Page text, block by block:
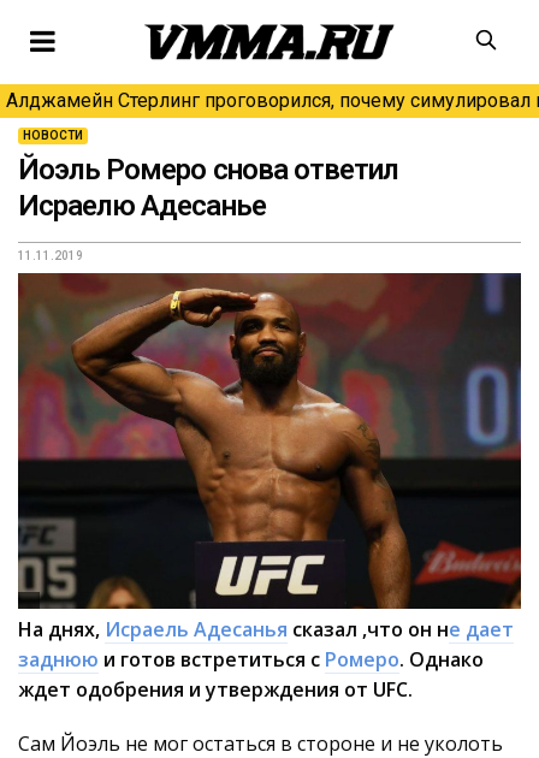
Алджамейн Стерлинг проговорился, почему симулировал
НОВОСТИ
Йоэль Ромеро снова ответил
Исраелю Адесанье
11.11.2019
На днях, Исраель Адесанья сказал ,что он не дает
заднюю и готов встретиться с Ромеро. Однако
ждет одобрения и утверждения от UFC.
Сам Йоэль не мог остаться в стороне и не уколоть